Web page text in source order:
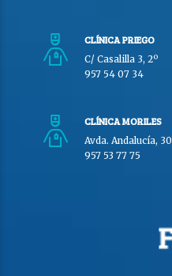
CLÍNICA PRIEGO
C/ Casalilla 3, 2º
957 54 07 34
CLÍNICA MORILES
Avda. Andalucía, 30
957 53 77 75